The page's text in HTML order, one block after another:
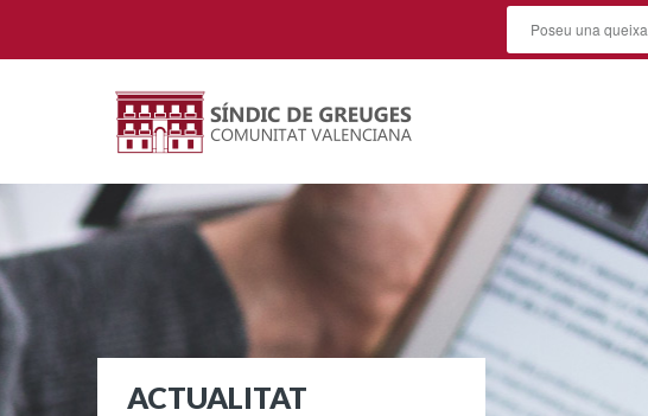
Poseu una queixa
ACTUALITAT